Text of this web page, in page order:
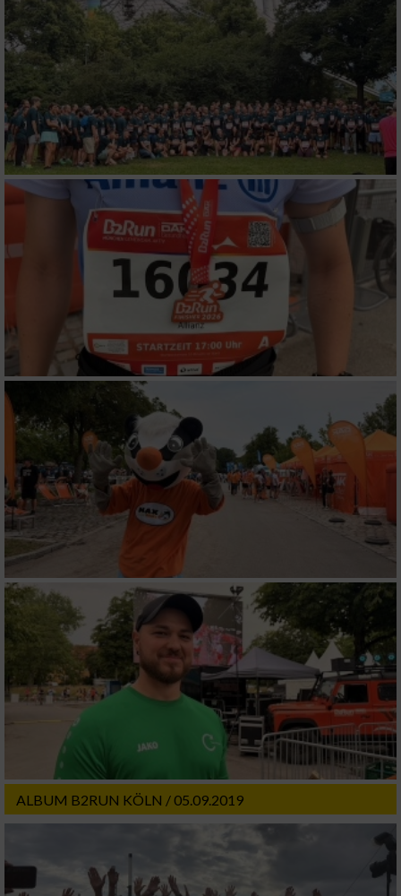
ALBUM B2RUN KÖLN / 05.09.2019